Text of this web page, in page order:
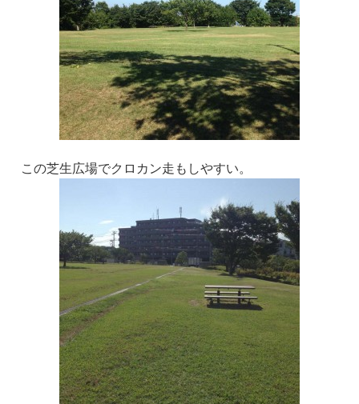
この芝生広場でクロカン走もしやすい。